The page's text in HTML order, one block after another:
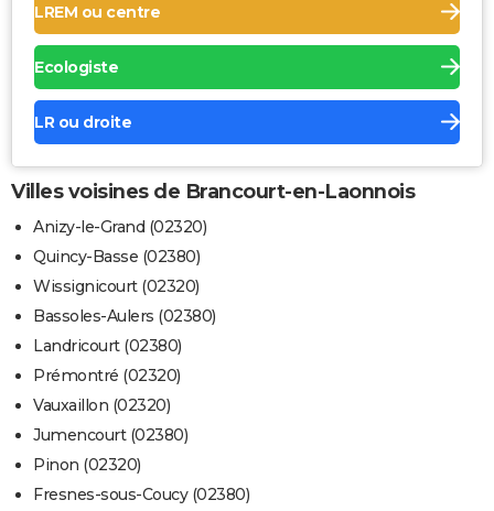
LREM ou centre
Ecologiste
LR ou droite
Villes voisines de Brancourt-en-Laonnois
Anizy-le-Grand (02320)
Quincy-Basse (02380)
Wissignicourt (02320)
Bassoles-Aulers (02380)
Landricourt (02380)
Prémontré (02320)
Vauxaillon (02320)
Jumencourt (02380)
Pinon (02320)
Fresnes-sous-Coucy (02380)